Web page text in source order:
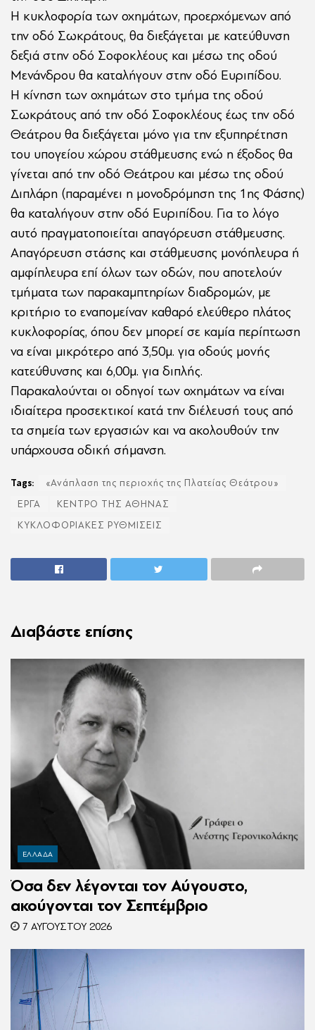
Η κυκλοφορία των οχημάτων, προερχόμενων από
την οδό Σωκράτους, θα διεξάγεται με κατεύθυνση
δεξιά στην οδό Σοφοκλέους και μέσω της οδού
Μενάνδρου θα καταλήγουν στην οδό Ευριπίδου.
Η κίνηση των οχημάτων στο τμήμα της οδού
Σωκράτους από την οδό Σοφοκλέους έως την οδό
Θεάτρου θα διεξάγεται μόνο για την εξυπηρέτηση
του υπογείου χώρου στάθμευσης ενώ η έξοδος θα
γίνεται από την οδό Θεάτρου και μέσω της οδού
Διπλάρη (παραμένει η μονοδρόμηση της 1ης Φάσης)
θα καταλήγουν στην οδό Ευριπίδου. Για το λόγο
αυτό πραγματοποιείται απαγόρευση στάθμευσης.
Απαγόρευση στάσης και στάθμευσης μονόπλευρα ή
αμφίπλευρα επί όλων των οδών, που αποτελούν
τμήματα των παρακαμπτηρίων διαδρομών, με
κριτήριο το εναπομείναν καθαρό ελεύθερο πλάτος
κυκλοφορίας, όπου δεν μπορεί σε καμία περίπτωση
να είναι μικρότερο από 3,50μ. για οδούς μονής
κατεύθυνσης και 6,00μ. για διπλής.
Παρακαλούνται οι οδηγοί των οχημάτων να είναι
ιδιαίτερα προσεκτικοί κατά την διέλευσή τους από
τα σημεία των εργασιών και να ακολουθούν την
υπάρχουσα οδική σήμανση.
Tags:
«Ανάπλαση της περιοχής της Πλατείας Θεάτρου»
ΕΡΓΑ
ΚΕΝΤΡΟ ΤΗΣ ΑΘΗΝΑΣ
ΚΥΚΛΟΦΟΡΙΑΚΕΣ ΡΥΘΜΙΣΕΙΣ
Διαβάστε επίσης
ΕΛΛΑΔΑ
Όσα δεν λέγονται τον Αύγουστο,
ακούγονται τον Σεπτέμβριο
7 ΑΥΓΟΎΣΤΟΥ 2026